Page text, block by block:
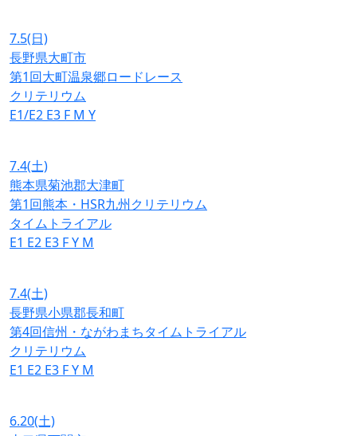
7.5(日)
長野県大町市
第1回大町温泉郷ロードレース
クリテリウム
E1/E2 E3 F M Y
7.4(土)
熊本県菊池郡大津町
第1回熊本・HSR九州クリテリウム
タイムトライアル
E1 E2 E3 FY M
7.4(土)
長野県小県郡長和町
第4回信州・ながわまちタイムトライアル
クリテリウム
E1 E2 E3 FY M
6.20(土)